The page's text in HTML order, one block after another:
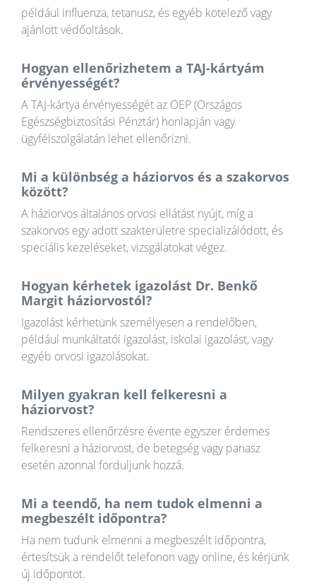
például influenza, tetanusz, és egyéb kötelező vagy
ajánlott védőoltások.
Hogyan ellenőrizhetem a TAJ-kártyám
érvényességét?
A TAJ-kártya érvényességét az OEP (Országos
Egészségbiztosítási Pénztár) honlapján vagy
ügyfélszolgálatán lehet ellenőrizni.
Mi a különbség a háziorvos és a szakorvos
között?
A háziorvos általános orvosi ellátást nyújt, míg a
szakorvos egy adott szakterületre specializálódott, és
speciális kezeléseket, vizsgálatokat végez.
Hogyan kérhetek igazolást Dr. Benkő
Margit háziorvostól?
Igazolást kérhetünk személyesen a rendelőben,
például munkáltatói igazolást, iskolai igazolást, vagy
egyéb orvosi igazolásokat.
Milyen gyakran kell felkeresni a
háziorvost?
Rendszeres ellenőrzésre évente egyszer érdemes
felkeresni a háziorvost, de betegség vagy panasz
esetén azonnal forduljunk hozzá.
Mi a teendő, ha nem tudok elmenni a
megbeszélt időpontra?
Ha nem tudunk elmenni a megbeszélt időpontra,
értesítsük a rendelőt telefonon vagy online, és kérjünk
új időpontot.